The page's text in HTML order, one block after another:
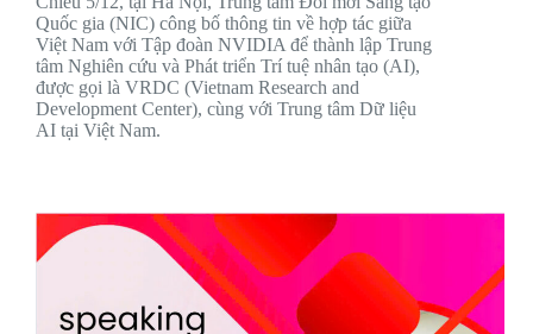
Quốc gia (NIC) công bố thông tin về hợp tác giữa
Việt Nam với Tập đoàn NVIDIA để thành lập Trung
tâm Nghiên cứu và Phát triển Trí tuệ nhân tạo (AI),
được gọi là VRDC (Vietnam Research and
Development Center), cùng với Trung tâm Dữ liệu
AI tại Việt Nam.